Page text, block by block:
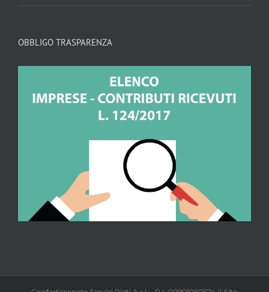
OBBLIGO TRASPARENZA